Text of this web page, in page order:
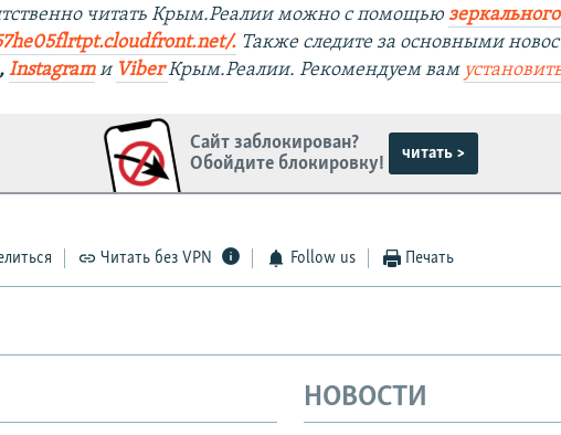
читать Крым.Реалии можно с помощью
. Также следите за основными
,Instagramи ViberКрым.Реалии. Рекомендуем вам
Сайт заблокирован?
Обойдите блокировку!
читать >
Читать без VPN Follow us Печать
НОВОСТИ